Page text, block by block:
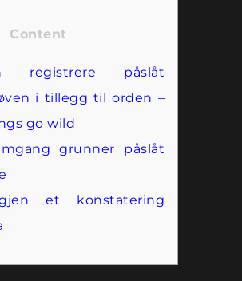
Content
registrere påslåt
i tillegg til orden –
go wild
grunner påslåt
et konstatering